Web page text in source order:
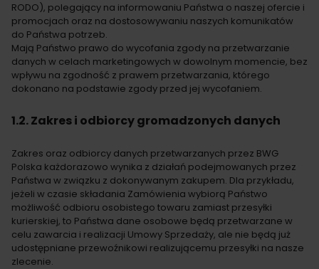
RODO), polegający na informowaniu Państwa o naszej ofercie i
promocjach oraz na dostosowywaniu naszych komunikatów
do Państwa potrzeb.
Mają Państwo prawo do wycofania zgody na przetwarzanie
danych w celach marketingowych w dowolnym momencie, bez
wpływu na zgodność z prawem przetwarzania, którego
dokonano na podstawie zgody przed jej wycofaniem.
1.2. Zakres i odbiorcy gromadzonych danych
Zakres oraz odbiorcy danych przetwarzanych przez BWG
Polska każdorazowo wynika z działań podejmowanych przez
Państwa w związku z dokonywanym zakupem. Dla przykładu,
jeżeli w czasie składania Zamówienia wybiorą Państwo
możliwość odbioru osobistego towaru zamiast przesyłki
kurierskiej, to Państwa dane osobowe będą przetwarzane w
celu zawarcia i realizacji Umowy Sprzedaży, ale nie będą już
udostępniane przewoźnikowi realizującemu przesyłki na nasze
zlecenie.